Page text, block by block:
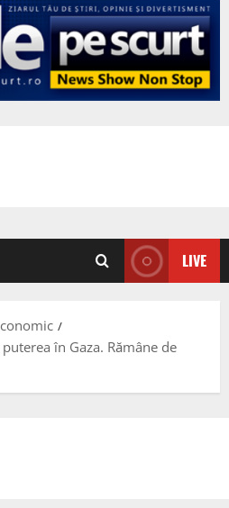
LIVE
în Gaza. Rămâne de